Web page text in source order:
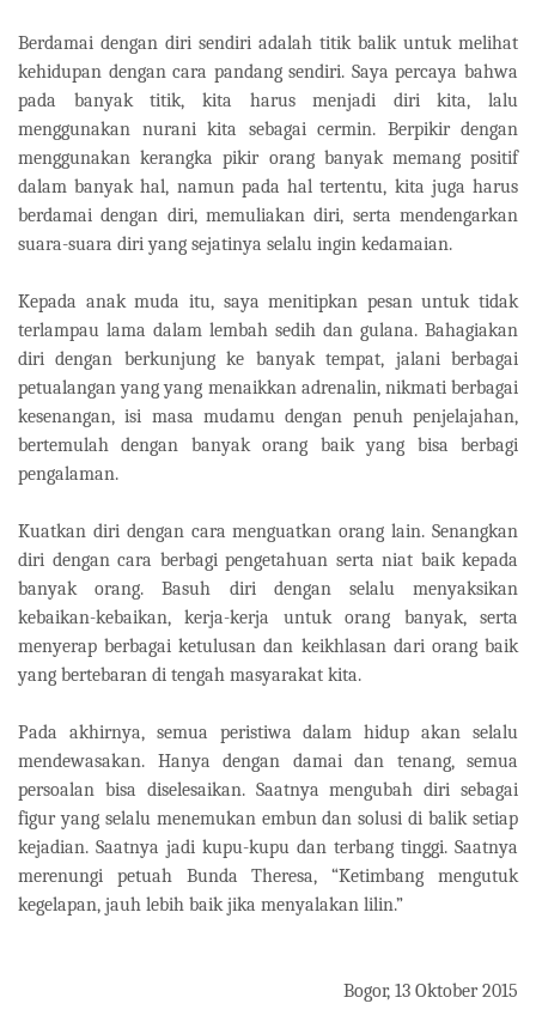
Berdamai dengan diri sendiri adalah titik balik untuk melihat
kehidupan dengan cara pandang sendiri. Saya percaya bahwa
pada banyak titik, kita harus menjadi diri kita, lalu
menggunakan nurani kita sebagai cermin. Berpikir dengan
menggunakan kerangka pikir orang banyak memang positif
dalam banyak hal, namun pada hal tertentu, kita juga harus
berdamai dengan diri, memuliakan diri, serta mendengarkan
suara-suara diri yang sejatinya selalu ingin kedamaian.
Kepada anak muda itu, saya menitipkan pesan untuk tidak
terlampau lama dalam lembah sedih dan gulana. Bahagiakan
diri dengan berkunjung ke banyak tempat, jalani berbagai
petualangan yang yang menaikkan adrenalin, nikmati berbagai
kesenangan, isi masa mudamu dengan penuh penjelajahan,
bertemulah dengan banyak orang baik yang bisa berbagi
pengalaman.
Kuatkan diri dengan cara menguatkan orang lain. Senangkan
diri dengan cara berbagi pengetahuan serta niat baik kepada
banyak orang. Basuh diri dengan selalu menyaksikan
kebaikan-kebaikan, kerja-kerja untuk orang banyak, serta
menyerap berbagai ketulusan dan keikhlasan dari orang baik
yang bertebaran di tengah masyarakat kita.
Pada akhirnya, semua peristiwa dalam hidup akan selalu
mendewasakan. Hanya dengan damai dan tenang, semua
persoalan bisa diselesaikan. Saatnya mengubah diri sebagai
figur yang selalu menemukan embun dan solusi di balik setiap
kejadian. Saatnya jadi kupu-kupu dan terbang tinggi. Saatnya
merenungi petuah Bunda Theresa, “Ketimbang mengutuk
kegelapan, jauh lebih baik jika menyalakan lilin.”
Bogor, 13 Oktober 2015